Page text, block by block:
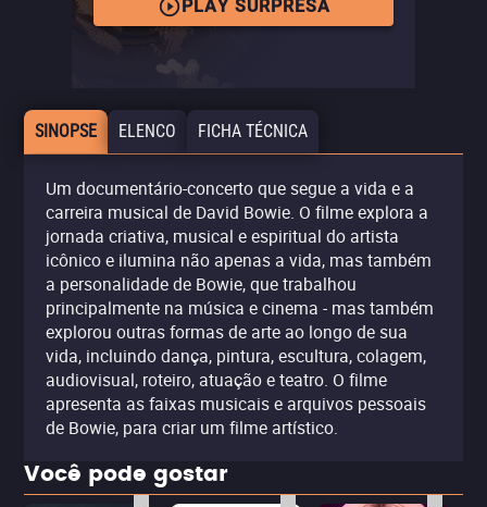
PLAY SURPRESA
SINOPSE ELENCO FICHA TÉCNICA
Um documentário-concerto que segue a vida e a
carreira musical de David Bowie. O filme explora a
jornada criativa, musical e espiritual do artista
icônico e ilumina não apenas a vida, mas também
a personalidade de Bowie, que trabalhou
principalmente na música e cinema - mas também
explorou outras formas de arte ao longo de sua
vida, incluindo dança, pintura, escultura, colagem,
audiovisual, roteiro, atuação e teatro. O filme
apresenta as faixas musicais e arquivos pessoais
de Bowie, para criar um filme artístico.
Você pode gostar